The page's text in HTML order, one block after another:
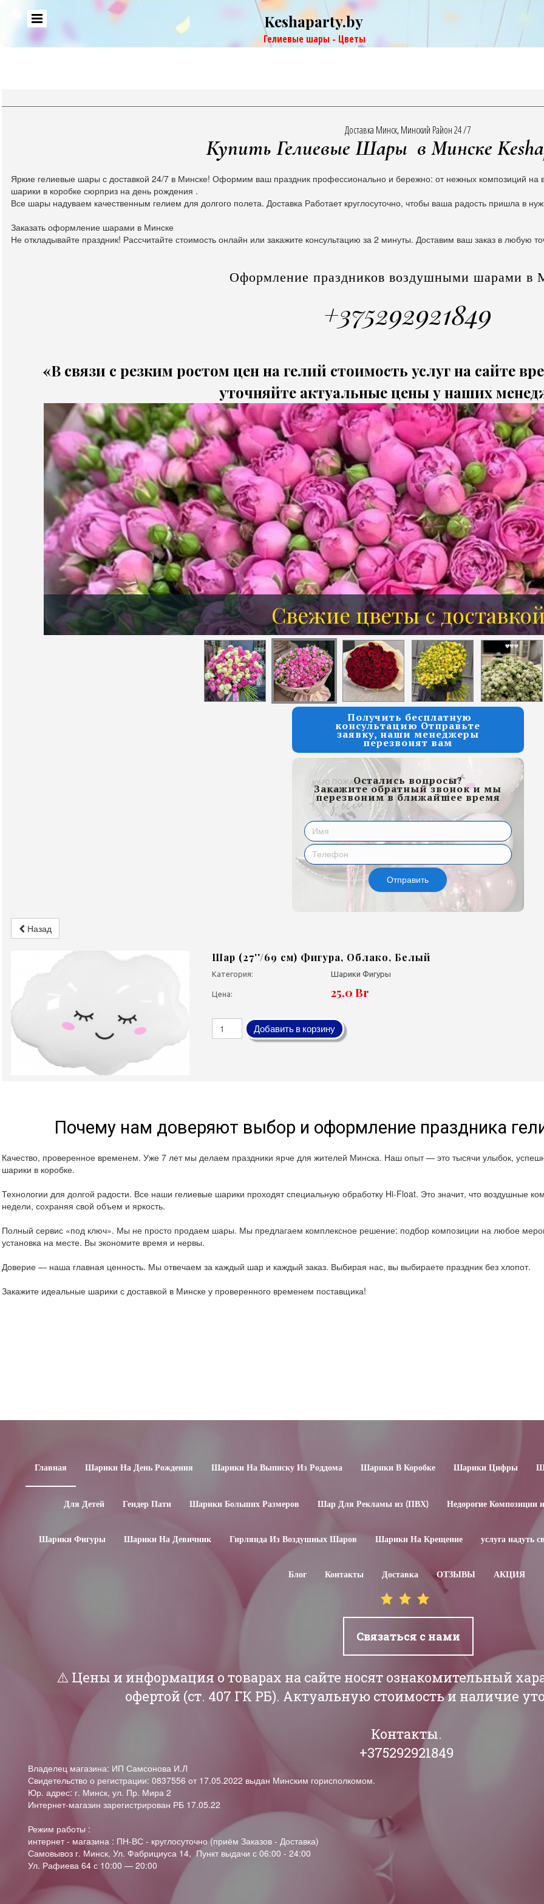
Keshaparty.by
Гелиевые шары - Цветы
Доставка Минск, Минский Район 24 /7
Купить Гелиевые Шары в Минске
Яркие гелиевые шары с доставкой 24/7 в Минске! Оформим ваш праздник профессионально и бережно: от нежных композиций на
шарики в коробке сюрприз на день рождения .
Все шары надуваем качественным гелием для долгого полета. Доставка Работает круглосуточно, чтобы ваша радость пришла в
Заказать оформление шарами в Минске
Не откладывайте праздник! Рассчитайте стоимость онлайн или закажите консультацию за 2 минуты. Доставим ваш заказ в любую
Оформление праздников воздушными шарами в
+375292921849
«В связи с резким ростом цен на гелий стоимость услуг на сайте
уточняйте актуальные цены у наших
Свежие цветы с
Розы от 7 руб за 1 шт
Получить бесплатную
консультацию Отправьте
заявку, наши менеджеры
перезвонят вам
Остались вопросы?
Закажите обратный звонок и мы
перезвоним в ближайшее время
Отправить
Назад
Шар (27''/69 см) Фигура, Облако, Белый
Категория: Шарики Фигуры
Цена: 25,0 Br
Добавить в корзину
Почему нам доверяют выбор и оформление праздника
Качество, проверенное временем. Уже 7 лет мы делаем праздники ярче для жителей Минска. Наш опыт — это тысячи улыбок,
шарики в коробке.
Технологии для долгой радости. Все наши гелиевые шарики проходят специальную обработку Hi-Float. Это значит, что воздушные
недели, сохраняя свой объем и яркость.
Полный сервис «под ключ». Мы не просто продаем шары. Мы предлагаем комплексное решение: подбор композиции на любое
установка на месте. Вы экономите время и нервы.
Доверие — наша главная ценность. Мы отвечаем за каждый шар и каждый заказ. Выбирая нас, вы выбираете праздник без хлопот.
Закажите идеальные шарики с доставкой в Минске у проверенного временем поставщика!
Главная Шарики На День Рождения Шарики На Выписку Из Роддома Шарики В Коробке Шарики Цифры
Для Детей Гендер Пати Шарики Больших Размеров Шар Для Рекламы из (ПВХ) Недорогие Композиции
Шарики Фигуры Шарики На Девичник Гирлянда Из Воздушных Шаров Шарики На Крещение услуга надуть
Блог Контакты Доставка ОТЗЫВЫ АКЦИЯ
Связаться с нами
⚠️ Цены и информация о товарах на сайте носят ознакомительный
офертой (ст. 407 ГК РБ). Актуальную стоимость и наличие
Контакты.
+375292921849
Владелец магазина: ИП Самсонова И.Л
Свидетельство о регистрации: 0837556 от 17.05.2022 выдан Минским горисполкомом.
Юр. адрес: г. Минск, ул. Пр. Мира 2
Интернет-магазин зарегистрирован РБ 17.05.22
Режим работы :
интернет - магазина : ПН-ВС - круглосуточно (приём Заказов - Доставка)
Самовывоз г. Минск, Ул. Фабрициуса 14, Пункт выдачи с 06:00 - 24:00
Ул. Рафиева 64 с 10:00 — 20:00